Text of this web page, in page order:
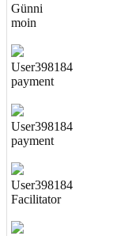
Günni
moin
User398184
payment
User398184
payment
User398184
Facilitator